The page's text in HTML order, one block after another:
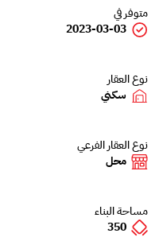
متوفر في
2023-03-03
نوع العقار
سكني
نوع العقار الفرعي
محل
مساحة البناء
350